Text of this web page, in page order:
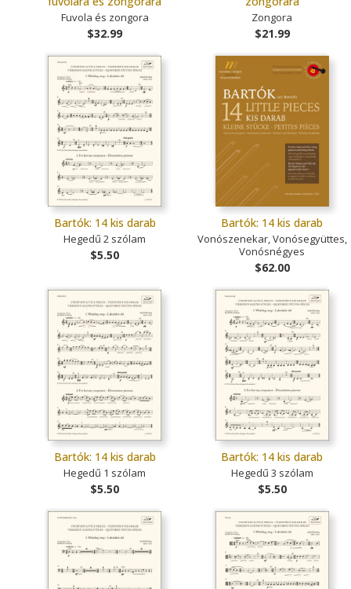
Fuvola és zongora
$32.99
Zongora
$21.99
Bartók: 14 kis darab
Hegedű 2 szólam
$5.50
Bartók: 14 kis darab
Vonószenekar, Vonósegyüttes,
Vonósnégyes
$62.00
Bartók: 14 kis darab
Hegedű 1 szólam
$5.50
Bartók: 14 kis darab
Hegedű 3 szólam
$5.50